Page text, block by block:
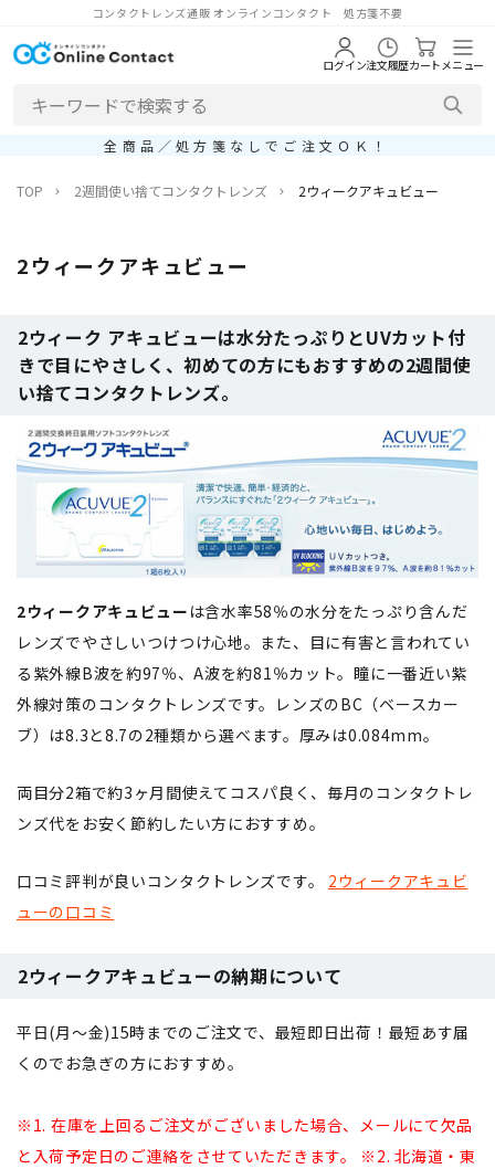
コンタクトレンズ通販 オンラインコンタクト 処方箋不要
ログイン注文履歴カートメニュー
全商品／処方箋なしでご注文ＯＫ！
TOP 2週間使い捨てコンタクトレンズ 2ウィークアキュビュー
2ウィークアキュビュー
2ウィーク アキュビューは水分たっぷりとUVカット付
きで目にやさしく、初めての方にもおすすめの2週間使
い捨てコンタクトレンズ。
2ウィークアキュビュー は含水率58％の水分をたっぷり含んだ
レンズでやさしいつけつけ心地。また、目に有害と言われてい
る紫外線B波を約97％、A波を約81％カット。瞳に一番近い紫
外線対策のコンタクトレンズです。レンズのBC（ベースカー
ブ）は8.3と8.7の2種類から選べます。厚みは0.084mm。
両目分2箱で約3ヶ月間使えてコスパ良く、毎月のコンタクトレ
ンズ代をお安く節約したい方におすすめ。
口コミ評判が良いコンタクトレンズです。 2ウィークアキュビ
ューの口コミ
2ウィークアキュビューの納期について
平日(月～金)15時までのご注文で、最短即日出荷！最短あす届
くのでお急ぎの方におすすめ。
※1. 在庫を上回るご注文がございました場合、メールにて欠品
と入荷予定日のご連絡をさせていただきます。 ※2. 北海道・東